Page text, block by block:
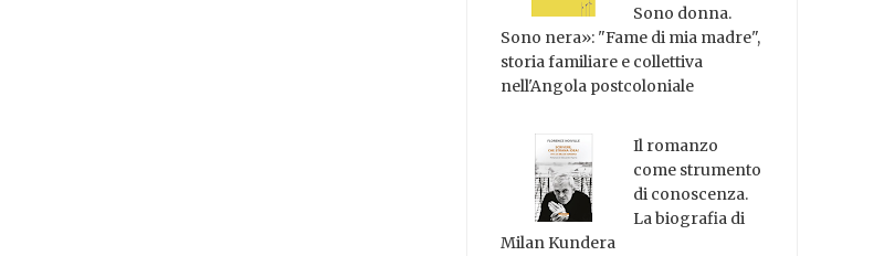
Sono donna.
Sono nera»: "Fame di mia madre",
storia familiare e collettiva
nell'Angola postcoloniale
Il romanzo
come strumento
di conoscenza.
La biografia di
Milan Kundera